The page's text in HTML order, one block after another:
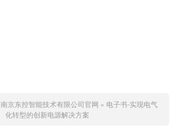
南京东控智能技术有限公司官网 » 电子书-实现电气
化转型的创新电源解决方案